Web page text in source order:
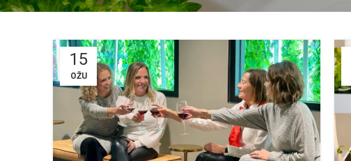
15
OŽU